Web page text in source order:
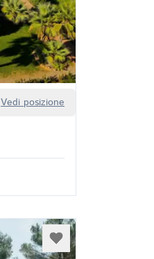
Vedi posizione